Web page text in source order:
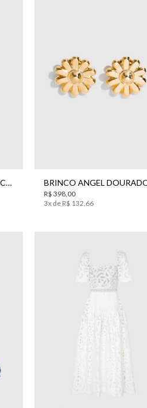
VESTIDO GIULIA COURO CURTO BO.BÔ FEMININO
R$ 398, 00
3x de R$ 132 66